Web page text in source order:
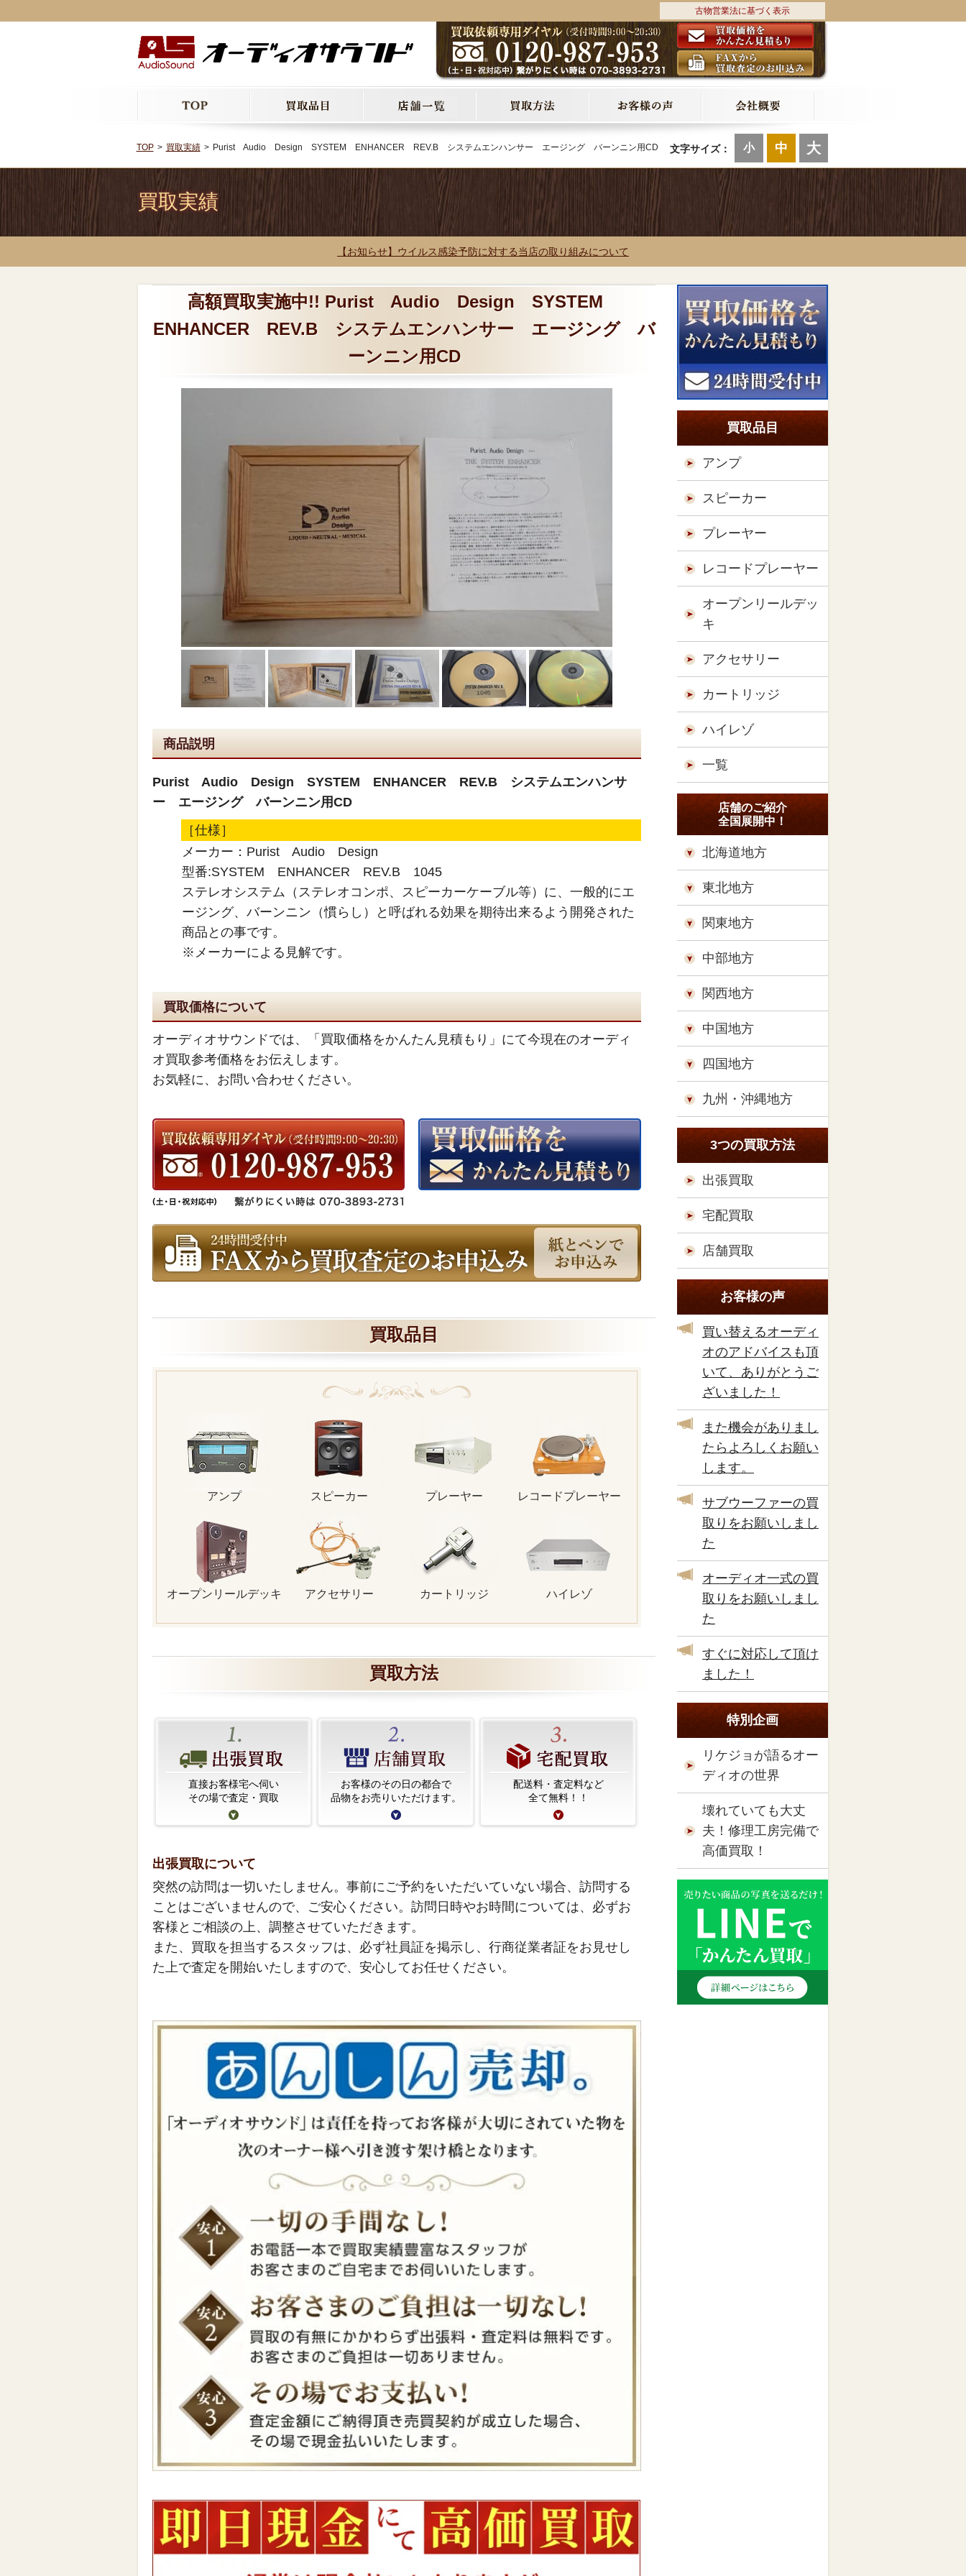
古物営業法に基づく表示
文字サイズ： 小 中 大
TOP 買取実績 Purist Audio Design SYSTEM ENHANCER REV.B システムエンハンサー エージング バーンニン用CD
買取実績
【お知らせ】ウイルス感染予防に対する当店の取り組みについて
高額買取実施中!! Purist Audio Design SYSTEM
ENHANCER REV.B システムエンハンサー エージング バ
ーンニン用CD
商品説明
Purist Audio Design SYSTEM ENHANCER REV.B システムエンハンサ
ー エージング バーンニン用CD
［仕様］
メーカー：Purist Audio Design
型番:SYSTEM ENHANCER REV.B 1045
ステレオシステム（ステレオコンポ、スピーカーケーブル等）に、一般的にエ
ージング、バーンニン（慣らし）と呼ばれる効果を期待出来るよう開発された
商品との事です。
※メーカーによる見解です。
買取価格について
オーディオサウンドでは、「買取価格をかんたん見積もり」にて今現在のオーディ
オ買取参考価格をお伝えします。
お気軽に、お問い合わせください。
買取品目
アンプ スピーカー プレーヤー レコードプレーヤー
オープンリールデッキ アクセサリー カートリッジ ハイレゾ
買取方法
直接お客様宅へ伺い
その場で査定・買取
お客様のその日の都合で
品物をお売りいただけます。
配送料・査定料など
全て無料！！
出張買取について
突然の訪問は一切いたしません。事前にご予約をいただいていない場合、訪問する
ことはございませんので、ご安心ください。訪問日時やお時間については、必ずお
客様とご相談の上、調整させていただきます。
また、買取を担当するスタッフは、必ず社員証を掲示し、行商従業者証をお見せし
た上で査定を開始いたしますので、安心してお任せください。
買取品目
アンプ
スピーカー
プレーヤー
レコードプレーヤー
オープンリールデッ
キ
アクセサリー
カートリッジ
ハイレゾ
一覧
店舗のご紹介
全国展開中！
北海道地方
東北地方
関東地方
中部地方
関西地方
中国地方
四国地方
九州・沖縄地方
3つの買取方法
出張買取
宅配買取
店舗買取
お客様の声
買い替えるオーディ
オのアドバイスも頂
いて、ありがとうご
ざいました！
また機会がありまし
たらよろしくお願い
します。
サブウーファーの買
取りをお願いしまし
た
オーディオ一式の買
取りをお願いしまし
た
すぐに対応して頂け
ました！
特別企画
リケジョが語るオー
ディオの世界
壊れていても大丈
夫！修理工房完備で
高価買取！